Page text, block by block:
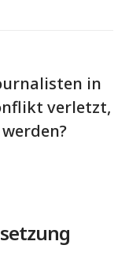
in
verletzt,